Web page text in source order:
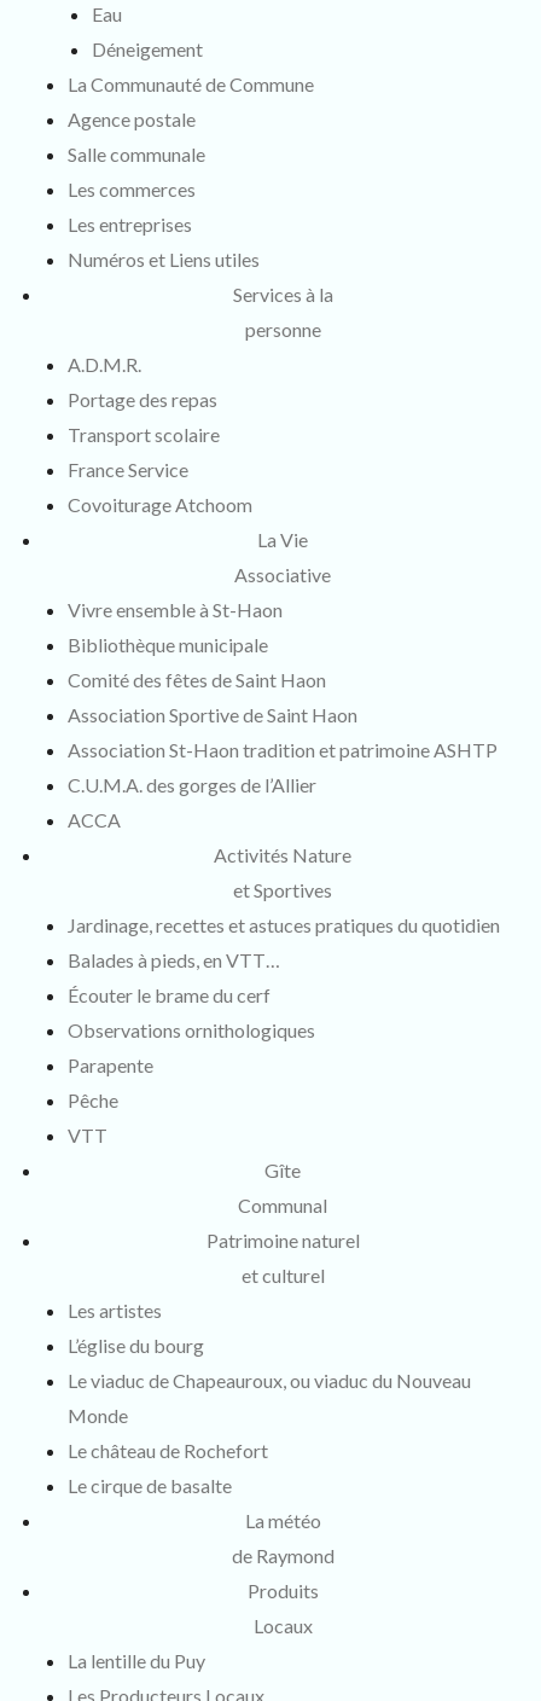
Eau
Déneigement
La Communauté de Commune
Agence postale
Salle communale
Les commerces
Les entreprises
Numéros et Liens utiles
Services à la
personne
A.D.M.R.
Portage des repas
Transport scolaire
France Service
Covoiturage Atchoom
La Vie
Associative
Vivre ensemble à St-Haon
Bibliothèque municipale
Comité des fêtes de Saint Haon
Association Sportive de Saint Haon
Association St-Haon tradition et patrimoine ASHTP
C.U.M.A. des gorges de l’Allier
ACCA
Activités Nature
et Sportives
Jardinage, recettes et astuces pratiques du quotidien
Balades à pieds, en VTT…
Écouter le brame du cerf
Observations ornithologiques
Parapente
Pêche
VTT
Gîte
Communal
Patrimoine naturel
et culturel
Les artistes
L’église du bourg
Le viaduc de Chapeauroux, ou viaduc du Nouveau
Monde
Le château de Rochefort
Le cirque de basalte
La météo
de Raymond
Produits
Locaux
La lentille du Puy
Les Producteurs Locaux